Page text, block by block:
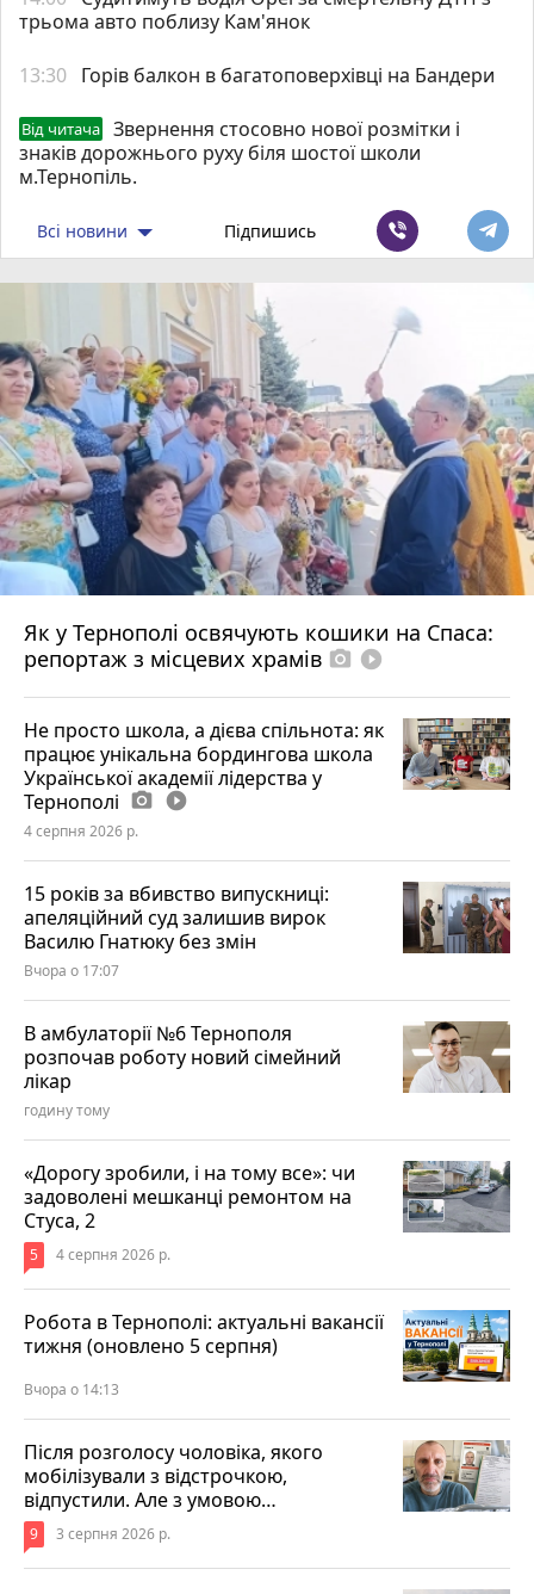
трьома авто поблизу Кам'янок
13:30 Горів балкон в багатоповерхівці на Бандери
Від читача
Звернення стосовно нової розмітки і
знаків дорожнього руху біля шостої школи
м.Тернопіль.
Всі новини Підпишись
Як у Тернополі освячують кошики на Спаса:
репортаж з місцевих храмів photo_camera play_circle_filled
Не просто школа, а дієва спільнота: як
працює унікальна бордингова школа
Української академії лідерства у
Тернополі photo_camera play_circle_filled
4 серпня 2026 р.
15 років за вбивство випускниці:
апеляційний суд залишив вирок
Василю Гнатюку без змін
Вчора о 17:07
В амбулаторії №6 Тернополя
розпочав роботу новий сімейний
лікар
годину тому
«Дорогу зробили, і на тому все»: чи
задоволені мешканці ремонтом на
Стуса, 2
5 4 серпня 2026 р.
Робота в Тернополі: актуальні вакансії
тижня (оновлено 5 серпня)
Вчора о 14:13
Після розголосу чоловіка, якого
мобілізували з відстрочкою,
відпустили. Але з умовою…
9 3 серпня 2026 р.